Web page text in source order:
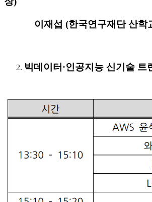
이재섭 (한국연구재단 산학
빅데이터·인공지능 신기술 트